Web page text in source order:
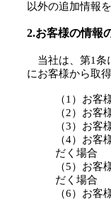
以外の追加情報
2.お客様の情報
当社は、第1条
にお客様から取
（1）お客
（2）お客
（3）お客
（4）お客
だく場合
（5）お客
だく場合
（6）お客